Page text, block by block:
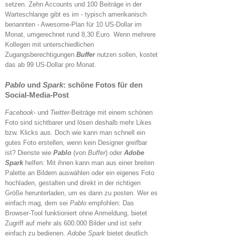
setzen. Zehn Accounts und 100 Beiträge in der
Warteschlange gibt es im - typisch amerikanisch
benannten - Awesome-Plan für 10 US-Dollar im
Monat, umgerechnet rund 8,30 Euro. Wenn mehrere
Kollegen mit unterschiedlichen
Zugangsberechtigungen Buffer nutzen sollen, kostet
das ab 99 US-Dollar pro Monat.
Pablo und Spark: schöne Fotos für den
Social-Media-Post
Facebook- und Twitter-Beiträge mit einem schönen
Foto sind sichtbarer und lösen deshalb mehr Likes
bzw. Klicks aus. Doch wie kann man schnell ein
gutes Foto erstellen, wenn kein Designer greifbar
ist? Dienste wie Pablo (von Buffer) oder Adobe
Sparkhelfen: Mit ihnen kann man aus einer breiten
Palette an Bildern auswählen oder ein eigenes Foto
hochladen, gestalten und direkt in der richtigen
Größe herunterladen, um es dann zu posten. Wer es
einfach mag, dem sei Pablo empfohlen: Das
Browser-Tool funktioniert ohne Anmeldung, bietet
Zugriff auf mehr als 600.000 Bilder und ist sehr
einfach zu bedienen.Adobe Spark bietet deutlich